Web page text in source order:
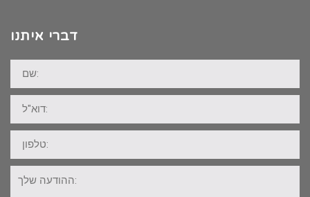
דברי איתנו
שם:
דוא"ל:
טלפון:
ההודעה
שלך: